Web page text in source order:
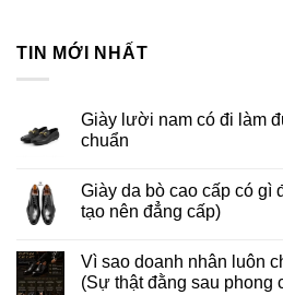
TIN MỚI NHẤT
Giày lười nam có đi làm
chuẩn
Giày da bò cao cấp có gì
tạo nên đẳng cấp)
Vì sao doanh nhân luôn
(Sự thật đằng sau phong